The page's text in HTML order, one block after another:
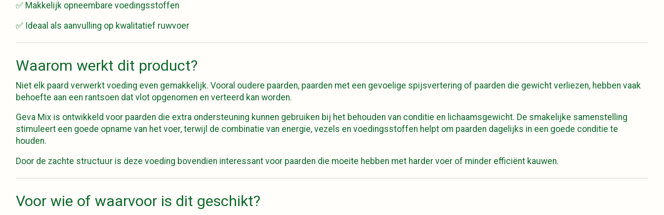
✅ Makkelijk opneembare voedingsstoffen
✅ Ideaal als aanvulling op kwalitatief ruwvoer
Waarom werkt dit product?
Niet elk paard verwerkt voeding even gemakkelijk. Vooral oudere paarden, paarden met een gevoelige spijsvertering of paarden die gewicht verliezen, hebben vaak
behoefte aan een rantsoen dat vlot opgenomen en verteerd kan worden.
Geva Mix is ontwikkeld voor paarden die extra ondersteuning kunnen gebruiken bij het behouden van conditie en lichaamsgewicht. De smakelijke samenstelling
stimuleert een goede opname van het voer, terwijl de combinatie van energie, vezels en voedingsstoffen helpt om paarden dagelijks in een goede conditie te
houden.
Door de zachte structuur is deze voeding bovendien interessant voor paarden die moeite hebben met harder voer of minder efficiënt kauwen.
Voor wie of waarvoor is dit geschikt?